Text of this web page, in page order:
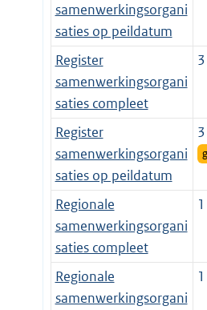
samenwerkingsorgani
saties op peildatum
Register
samenwerkingsorgani
saties compleet
3
Register
samenwerkingsorgani
saties op peildatum
3
Regionale
samenwerkingsorgani
saties compleet
1
Regionale
samenwerkingsorgani
1